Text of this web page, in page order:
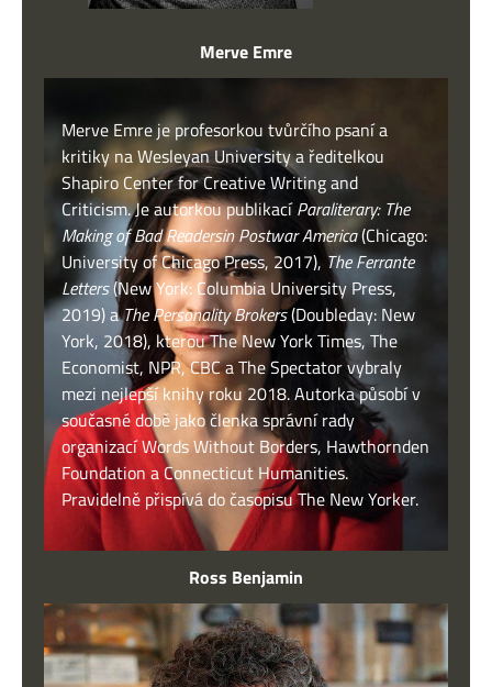
Merve Emre
Merve Emre je profesorkou tvůrčího psaní a
kritiky na Wesleyan University a ředitelkou
Shapiro Center for Creative Writing and
Criticism. Je autorkou publikacíParaliterary: The
Making of Bad Readersin Postwar America(Chicago:
University of Chicago Press, 2017), The Ferrante
Letters(New York: Columbia University Press,
2019) aThe Personality Brokers(Doubleday: New
York, 2018), kterou The New York Times, The
Economist, NPR, CBC a The Spectator vybraly
mezi nejlepší knihy roku 2018. Autorka působí v
současné době jako členka správní rady
organizací Words Without Borders, Hawthornden
Foundation a Connecticut Humanities.
Pravidelně přispívá do časopisu The New Yorker.
Ross Benjamin